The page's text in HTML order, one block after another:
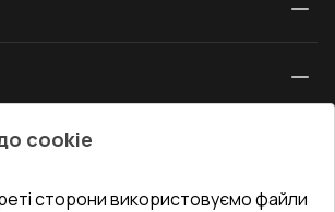
cookie
сторони використовуємо файли